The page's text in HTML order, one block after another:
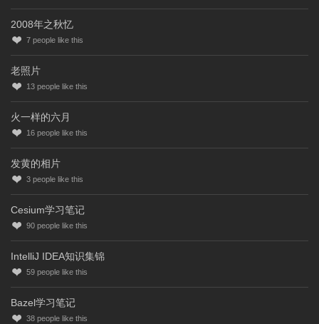
2008年之秋忆
7 people like this
老照片
13 people like this
火一样的六月
16 people like this
发黄的相片
3 people like this
Cesium学习笔记
90 people like this
IntelliJ IDEA知识集锦
59 people like this
Bazel学习笔记
38 people like this